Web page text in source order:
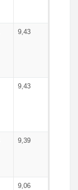
9,43
9,43
9,39
9,06